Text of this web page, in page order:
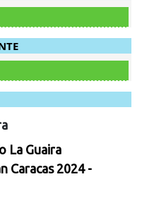
La Guaira
Caracas 2024 -